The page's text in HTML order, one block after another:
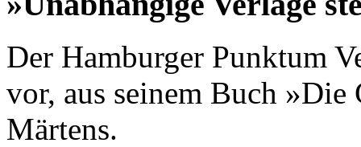
Der Hamburger Punktum
vor, aus seinem Buch »Die
Märtens.